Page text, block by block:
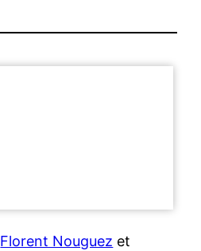
Florent Nouguez et